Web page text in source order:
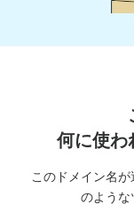
何に使わ
このドメイン名
のような